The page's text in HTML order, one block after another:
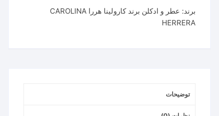
برند:
عطر و ادکلن برند کارولینا هررا CAROLINA
HERRERA
توضیحات